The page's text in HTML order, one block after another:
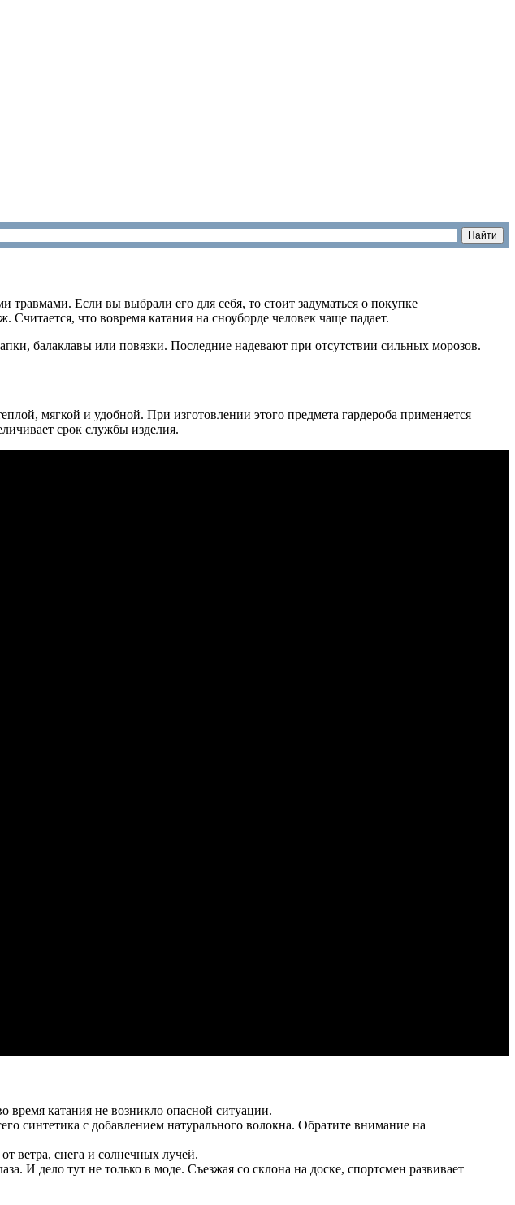
Если вы выбрали его для себя, то стоит задуматься о покупке
что вовремя катания на сноуборде человек чаще падает.
балаклавы или повязки. Последние надевают при отсутствии сильных морозов.
мягкой и удобной. При изготовлении этого предмета гардероба применяется
срок службы изделия.
время катания не возникло опасной ситуации.
синтетика с добавлением натурального волокна. Обратите внимание на
ветра, снега и солнечных лучей.
И дело тут не только в моде. Съезжая со склона на доске, спортсмен развивает